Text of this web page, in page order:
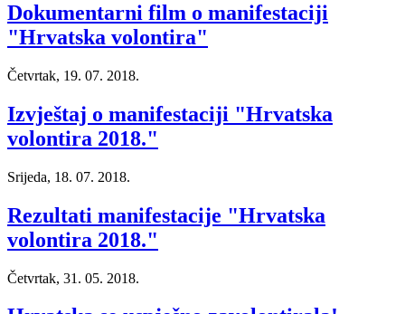
Dokumentarni film o manifestaciji
"Hrvatska volontira"
Četvrtak, 19. 07. 2018.
Izvještaj o manifestaciji "Hrvatska
volontira 2018."
Srijeda, 18. 07. 2018.
Rezultati manifestacije "Hrvatska
volontira 2018."
Četvrtak, 31. 05. 2018.